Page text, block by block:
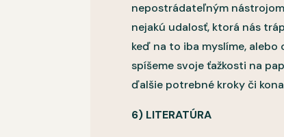
nepostrádateľným
nejakú udalosť, ktorá nás
keď na to iba myslíme,
spíšeme svoje ťažkosti na
ďalšie potrebné kroky či
6) LITERATÚRA